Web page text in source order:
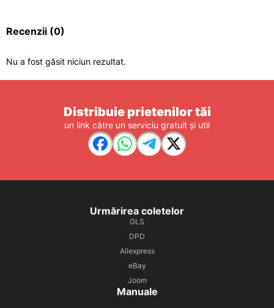
Recenzii (0)
Nu a fost găsit niciun rezultat.
Distribuie prietenilor tăi
un link către un serviciu gratuit și util
Urmărirea coletelor
GLS
DPD
Aliexpress
eBay
Joom
Manuale